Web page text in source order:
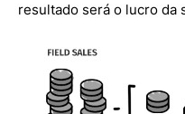
resultado será o lucro da